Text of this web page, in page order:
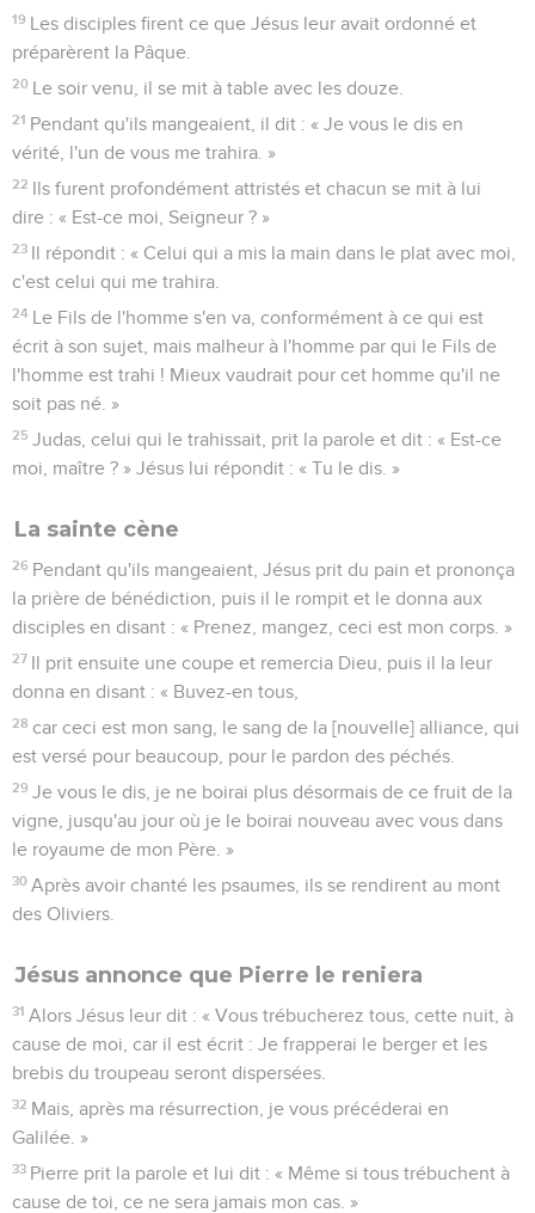
19 Les disciples firent ce que Jésus leur avait ordonné et
préparèrent la Pâque.
20 Le soir venu, il se mit à table avec les douze.
21 Pendant qu'ils mangeaient, il dit : « Je vous le dis en
vérité, l'un de vous me trahira. »
22 Ils furent profondément attristés et chacun se mit à lui
dire : « Est-ce moi, Seigneur ? »
23 Il répondit : « Celui qui a mis la main dans le plat avec moi,
c'est celui qui me trahira.
24 Le Fils de l'homme s'en va, conformément à ce qui est
écrit à son sujet, mais malheur à l'homme par qui le Fils de
l'homme est trahi ! Mieux vaudrait pour cet homme qu'il ne
soit pas né. »
25 Judas, celui qui le trahissait, prit la parole et dit : « Est-ce
moi, maître ? » Jésus lui répondit : « Tu le dis. »
La sainte cène
26 Pendant qu'ils mangeaient, Jésus prit du pain et prononça
la prière de bénédiction, puis il le rompit et le donna aux
disciples en disant : « Prenez, mangez, ceci est mon corps. »
27 Il prit ensuite une coupe et remercia Dieu, puis il la leur
donna en disant : « Buvez-en tous,
28 car ceci est mon sang, le sang de la [nouvelle] alliance, qui
est versé pour beaucoup, pour le pardon des péchés.
29 Je vous le dis, je ne boirai plus désormais de ce fruit de la
vigne, jusqu'au jour où je le boirai nouveau avec vous dans
le royaume de mon Père. »
30 Après avoir chanté les psaumes, ils se rendirent au mont
des Oliviers.
Jésus annonce que Pierre le reniera
31 Alors Jésus leur dit : « Vous trébucherez tous, cette nuit, à
cause de moi, car il est écrit : Je frapperai le berger et les
brebis du troupeau seront dispersées.
32 Mais, après ma résurrection, je vous précéderai en
Galilée. »
33 Pierre prit la parole et lui dit : « Même si tous trébuchent à
cause de toi, ce ne sera jamais mon cas. »